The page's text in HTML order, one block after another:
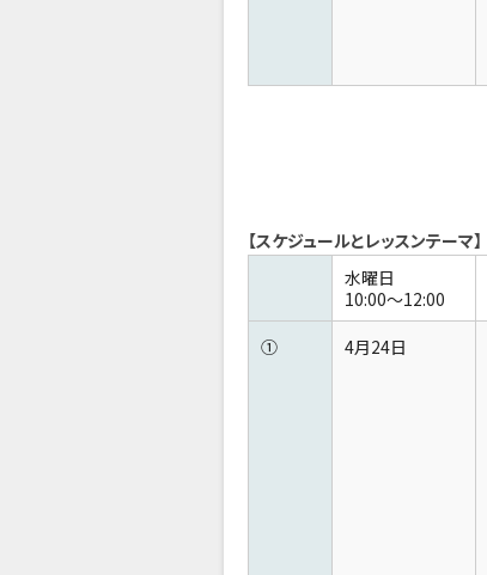
【スケジュールとレッスンテーマ】
水曜日
10:00～12:00
①
4月24日